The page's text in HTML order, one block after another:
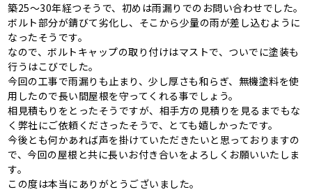
築25～30年経つそうで、初めは雨漏りでのお問い合わせでした。
ボルト部分が錆びて劣化し、そこから少量の雨が差し込むように
なったそうです。
なので、ボルトキャップの取り付けはマストで、ついでに塗装も
行うはこびでした。
今回の工事で雨漏りも止まり、少し厚さも和らぎ、無機塗料を使
用したので長い間屋根を守ってくれる事でしょう。
相見積もりをとったそうですが、相手方の見積りを見るまでもな
く弊社にご依頼くださったそうで、とても嬉しかったです。
今後とも何かあれば声を掛けていただきたいと思っておりますの
で、今回の屋根と共に長いお付き合いをよろしくお願いいたしま
す。
この度は本当にありがとうございました。